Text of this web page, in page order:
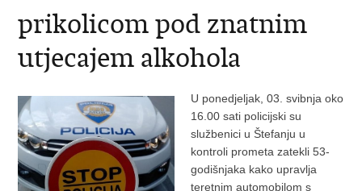
prikolicom pod znatnim
utjecajem alkohola
U ponedjeljak, 03. svibnja oko
16.00 sati policijski su
službenici u Štefanju u
kontroli prometa zatekli 53-
godišnjaka kako upravlja
teretnim automobilom s